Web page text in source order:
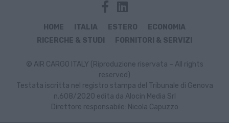
HOME ITALIA ESTERO
ECONOMIA
RICERCHE & STUDI
FORNITORI & SERVIZI
© AIR CARGO ITALY (Riproduzione riservata – All rights
reserved)
Testata iscritta nel registro stampa del Tribunale di Genova
n.608/2020 edita da Alocin Media Srl
Direttore responsabile: Nicola Capuzzo